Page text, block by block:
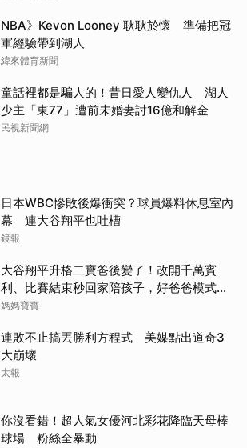
NBA》Kevon Looney 耿耿於懷 準備把冠
軍經驗帶到湖人
緯來體育新聞
童話裡都是騙人的！昔日愛人變仇人 湖人
少主「東77」遭前未婚妻討16億和解金
民視新聞網
日本WBC慘敗後爆衝突？球員爆料休息室內
幕 連大谷翔平也吐槽
鏡報
大谷翔平升格二寶爸後變了！改開千萬賓
利、比賽結束秒回家陪孩子，好爸爸模式全
開
媽媽寶寶
連敗不止搞丟勝利方程式 美媒點出道奇3
大崩壞
太報
你沒看錯！超人氣女優河北彩花降臨天母棒
球場 粉絲全暴動